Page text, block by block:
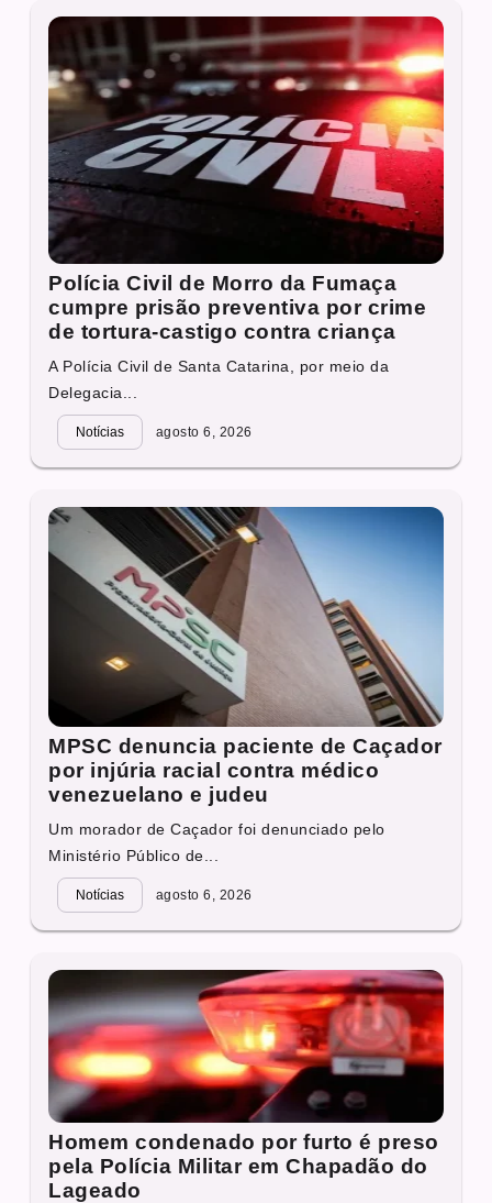
Polícia Civil de Morro da Fumaça
cumpre prisão preventiva por crime
de tortura-castigo contra criança
A Polícia Civil de Santa Catarina, por meio da
Delegacia...
Notícias agosto 6, 2026
MPSC denuncia paciente de Caçador
por injúria racial contra médico
venezuelano e judeu
Um morador de Caçador foi denunciado pelo
Ministério Público de...
Notícias agosto 6, 2026
Homem condenado por furto é preso
pela Polícia Militar em Chapadão do
Lageado